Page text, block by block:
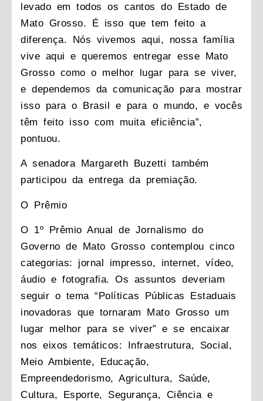
levado em todos os cantos do Estado de
Mato Grosso. É isso que tem feito a
diferença. Nós vivemos aqui, nossa família
vive aqui e queremos entregar esse Mato
Grosso como o melhor lugar para se viver,
e dependemos da comunicação para mostrar
isso para o Brasil e para o mundo, e vocês
têm feito isso com muita eficiência”,
pontuou.
A senadora Margareth Buzetti também
participou da entrega da premiação.
O Prêmio
O 1º Prêmio Anual de Jornalismo do
Governo de Mato Grosso contemplou cinco
categorias: jornal impresso, internet, vídeo,
áudio e fotografia. Os assuntos deveriam
seguir o tema “Políticas Públicas Estaduais
inovadoras que tornaram Mato Grosso um
lugar melhor para se viver” e se encaixar
nos eixos temáticos: Infraestrutura, Social,
Meio Ambiente, Educação,
Empreendedorismo, Agricultura, Saúde,
Cultura, Esporte, Segurança, Ciência e